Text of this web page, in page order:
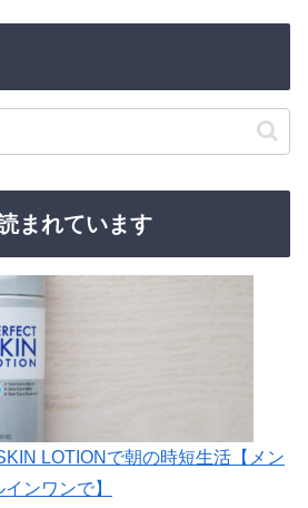
まれています
LOTIONで朝の時短生活【メン
ンワンで】